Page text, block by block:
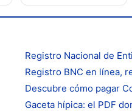
Registro Nacional de
Registro BNC en línea,
Descubre cómo pagar
Gaceta hípica: el PDF